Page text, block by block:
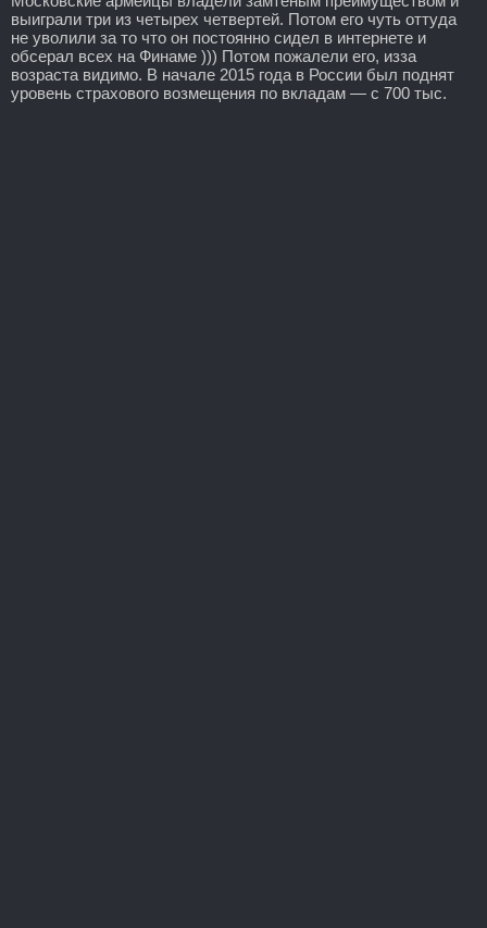
выиграли три из четырех четвертей. Потом его чуть оттуда
не уволили за то что он постоянно сидел в интернете и
обсерал всех на Финаме ))) Потом пожалели его, изза
возраста видимо. В начале 2015 года в России был поднят
уровень страхового возмещения по вкладам — с 700 тыс.